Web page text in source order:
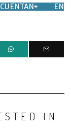
EN
IN